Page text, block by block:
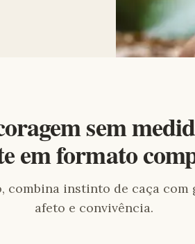
sem
em formato
combina instinto de caça com
afeto e convivência.